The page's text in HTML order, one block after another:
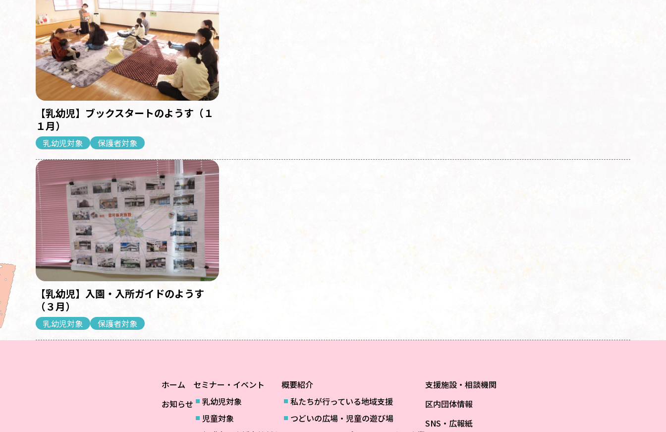
【乳幼児】ブックスタートのようす（１
１月）
乳幼児対象 保護者対象
【乳幼児】入園・入所ガイドのようす
（３月）
乳幼児対象 保護者対象
ホーム
お知らせ
セミナー・イベント
乳幼児対象
児童対象
概要紹介
私たちが行っている地域支援
つどいの広場・児童の遊び場
支援施設・相談機関
区内団体情報
SNS・広報紙